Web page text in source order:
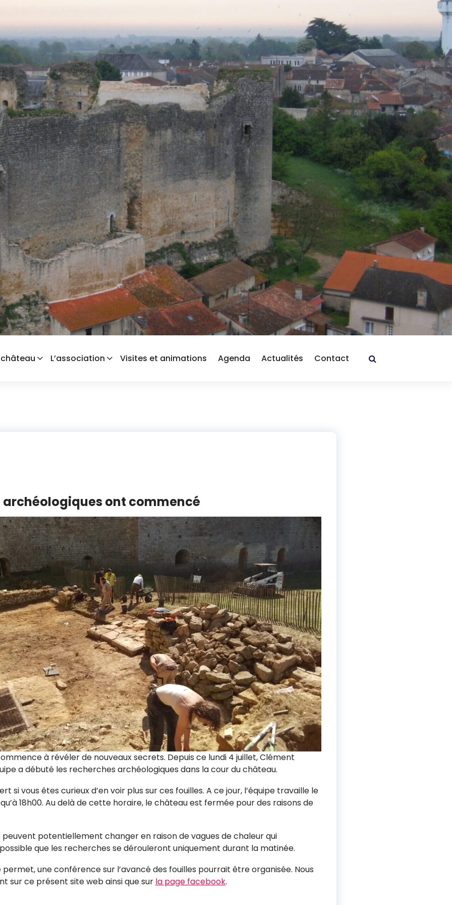
château L’association Visites et animations Agenda Actualités Contact
archéologiques ont commencé
à révéler de nouveaux secrets. Depuis ce lundi 4 juillet, Clément
a débuté les recherches archéologiques dans la cour du château.
si vous êtes curieux d’en voir plus sur ces fouilles. A ce jour, l’équipe travaille le
18h00. Au delà de cette horaire, le château est fermée pour des raisons de
peuvent potentiellement changer en raison de vagues de chaleur qui
que les recherches se dérouleront uniquement durant la matinée.
permet, une conférence sur l’avancé des fouilles pourrait être organisée. Nous
sur ce présent site web ainsi que sur la page facebook.